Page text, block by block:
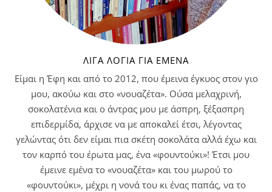
ΛΊΓΑ ΛΌΓΙΑ ΓΙΑ ΕΜΈΝΑ
Είμαι η Έφη και από το 2012, που έμεινα έγκυος στον γιο
μου, ακούω και στο «νουαζέτα». Ούσα μελαχρινή,
σοκολατένια και ο άντρας μου με άσπρη, ξέξασπρη
επιδερμίδα, άρχισε να με αποκαλεί έτσι, λέγοντας
γελώντας ότι δεν είμαι πια σκέτη σοκολάτα αλλά έχω και
τον καρπό του έρωτα μας, ένα «φουντούκι»! Έτσι μου
έμεινε εμένα το «νουαζέτα» και του μωρού το
«φουντούκι», μέχρι η νονά του κι ένας παπάς, να το